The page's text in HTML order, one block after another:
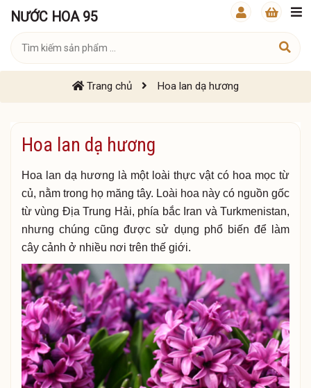
NƯỚC HOA 95
Trang chủ Hoa lan dạ hương
Hoa lan dạ hương
Hoa lan dạ hương là một loài thực vật có hoa mọc từ
củ, nằm trong họ măng tây. Loài hoa này có nguồn gốc
từ vùng Địa Trung Hải, phía bắc Iran và Turkmenistan,
nhưng chúng cũng được sử dụng phổ biến để làm
cây cảnh ở nhiều nơi trên thế giới.